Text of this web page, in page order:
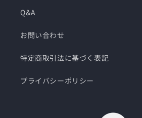
Q&A
お問い合わせ
特定商取引法に基づく表記
プライバシーポリシー